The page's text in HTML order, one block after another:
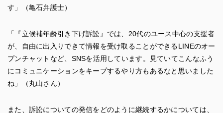
す」（亀石弁護士）
「『立候補年齢引き下げ訴訟』では、20代のユース中心の支援者
が、自由に出入りできて情報を受け取ることができるLINEのオー
プンチャットなど、SNSを活用しています。見ていてこんなふう
にコミュニケーションをキープするやり方もあるなと思いました
ね」（丸山さん）
また、訴訟についての発信をどのように継続するかについては、